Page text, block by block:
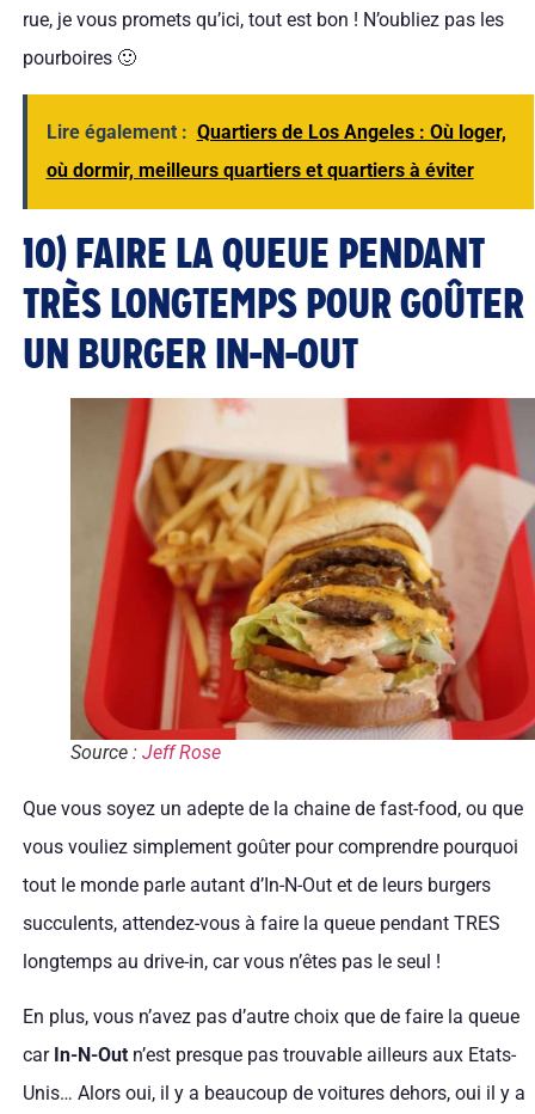
rue, je vous promets qu’ici, tout est bon ! N’oubliez pas les
pourboires 🙂
Lire également : Quartiers de Los Angeles : Où loger,
où dormir, meilleurs quartiers et quartiers à éviter
10) FAIRE LA QUEUE PENDANT
TRÈS LONGTEMPS POUR GOÛTER
UN BURGER IN-N-OUT
Source : Jeff Rose
Que vous soyez un adepte de la chaine de fast-food, ou que
vous vouliez simplement goûter pour comprendre pourquoi
tout le monde parle autant d’In-N-Out et de leurs burgers
succulents, attendez-vous à faire la queue pendant TRES
longtemps au drive-in, car vous n’êtes pas le seul !
En plus, vous n’avez pas d’autre choix que de faire la queue
car In-N-Outn’est presque pas trouvable ailleurs aux Etats-
Unis… Alors oui, il y a beaucoup de voitures dehors, oui il y a